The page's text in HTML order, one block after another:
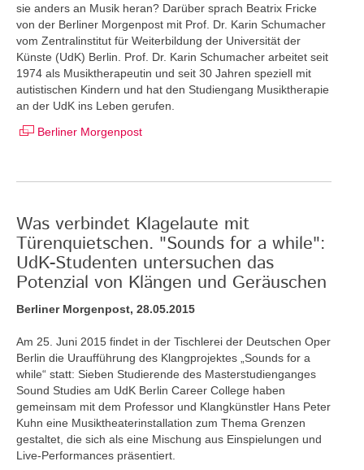
sie anders an Musik heran? Darüber sprach Beatrix Fricke
von der Berliner Morgenpost mit Prof. Dr. Karin Schumacher
vom Zentralinstitut für Weiterbildung der Universität der
Künste (UdK) Berlin. Prof. Dr. Karin Schumacher arbeitet seit
1974 als Musiktherapeutin und seit 30 Jahren speziell mit
autistischen Kindern und hat den Studiengang Musiktherapie
an der UdK ins Leben gerufen.
Berliner Morgenpost
Was verbindet Klagelaute mit
Türenquietschen. "Sounds for a while":
UdK-Studenten untersuchen das
Potenzial von Klängen und Geräuschen
Berliner Morgenpost, 28.05.2015
Am 25. Juni 2015 findet in der Tischlerei der Deutschen Oper
Berlin die Uraufführung des Klangprojektes „Sounds for a
while“ statt: Sieben Studierende des Masterstudienganges
Sound Studies am UdK Berlin Career College haben
gemeinsam mit dem Professor und Klangkünstler Hans Peter
Kuhn eine Musiktheaterinstallation zum Thema Grenzen
gestaltet, die sich als eine Mischung aus Einspielungen und
Live-Performances präsentiert.